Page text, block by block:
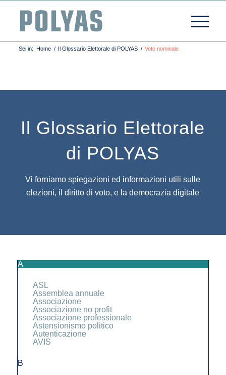
Sei in: Home / Il Glossario Elettorale di POLYAS / Voto nominale
Il Glossario Elettorale
di POLYAS
Vi forniamo spiegazioni ed informazioni utili sulle
elezioni, il diritto di voto, e la democrazia digitale
A
ASL
Assemblea annuale
Associazione
Associazione no profit
Associazione professionale
Astensionismo politico
Autenticazione
AVIS
B